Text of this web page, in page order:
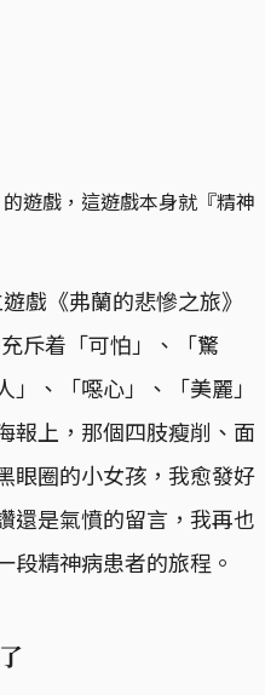
遊戲，這遊戲本身就『精神
戲《弗蘭的悲慘之旅》
斥着「可怕」、「驚
、「噁心」、「美麗」
報上，那個四肢瘦削、面
眼圈的小女孩，我愈發好
還是氣憤的留言，我再也
段精神病患者的旅程。